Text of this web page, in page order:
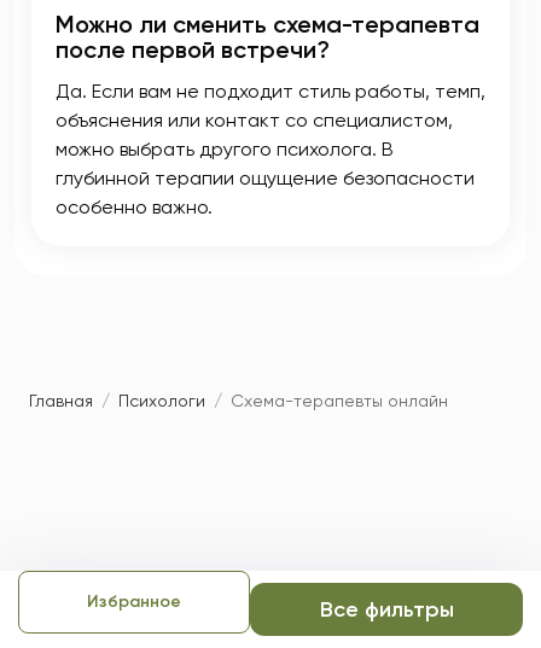
Избранное Все фильтры
Можно ли сменить схема-терапевта
после первой встречи?
Да. Если вам не подходит стиль работы, темп,
объяснения или контакт со специалистом,
можно выбрать другого психолога. В
глубинной терапии ощущение безопасности
особенно важно.
Главная / Психологи / Схема-терапевты онлайн